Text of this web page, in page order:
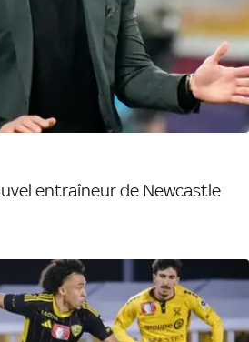
entraîneur de Newcastle